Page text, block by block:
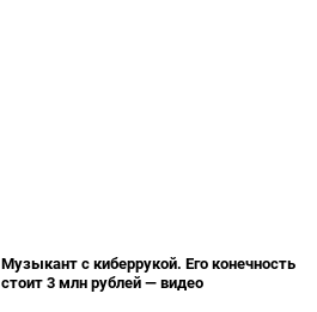
Музыкант с киберрукой. Его конечность
стоит 3 млн рублей — видео